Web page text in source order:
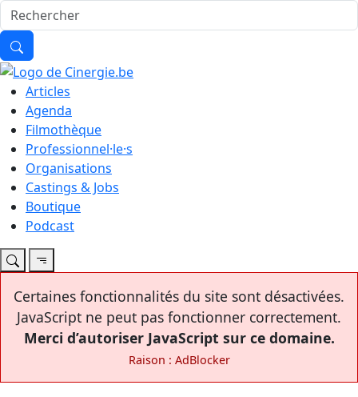
Articles
Agenda
Filmothèque
Professionnel·le·s
Organisations
Castings & Jobs
Boutique
Podcast
Certaines fonctionnalités du site sont désactivées.
JavaScript ne peut pas fonctionner correctement.
Merci d’autoriser JavaScript sur ce domaine.
Raison : AdBlocker